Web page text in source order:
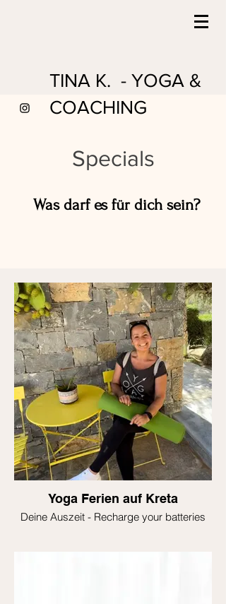
TINA K. - YOGA &
COACHING
Specials
Was darf es für dich sein?
Yoga Ferien auf Kreta
Deine Auszeit - Recharge your batteries